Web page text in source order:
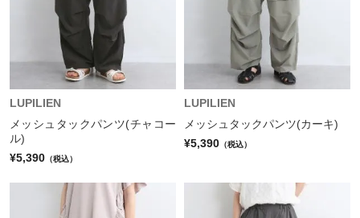
LUPILIEN
メッシュタックパンツ(チャコー
ル)
¥5,390 （税込）
LUPILIEN
メッシュタックパンツ(カーキ)
¥5,390 （税込）